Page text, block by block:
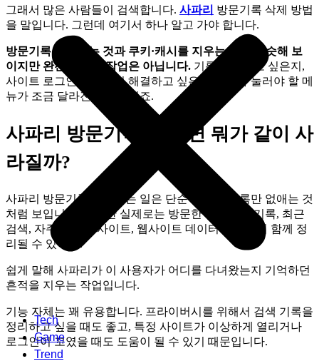
Tech
Game
Trend
그래서 많은 사람들이 검색합니다. 사파리 방문기록 삭제 방법
을 말입니다. 그런데 여기서 하나 알고 가야 합니다.
방문기록을 지우는 것과 쿠키·캐시를 지우는 것은 비슷해 보
이지만 완전히 같은 작업은 아닙니다. 기록만 지우고 싶은지,
사이트 로그인 문제까지 해결하고 싶은지에 따라 눌러야 할 메
뉴가 조금 달라진다는 것이죠.
사파리 방문기록, 지우면 뭐가 같이 사
라질까?
사파리 방문기록을 지우는 일은 단순히 검색 목록만 없애는 것
처럼 보입니다. 하지만 실제로는 방문한 웹페이지 기록, 최근
검색, 자주 방문한 사이트, 웹사이트 데이터 일부까지 함께 정
리될 수 있어요.
쉽게 말해 사파리가 이 사용자가 어디를 다녀왔는지 기억하던
흔적을 지우는 작업입니다.
기능 자체는 꽤 유용합니다. 프라이버시를 위해서 검색 기록을
정리하고 싶을 때도 좋고, 특정 사이트가 이상하게 열리거나
로그인이 꼬였을 때도 도움이 될 수 있기 때문입니다.